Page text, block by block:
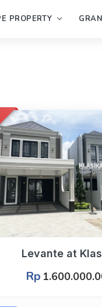
PROPERTY
Levante at
Rp